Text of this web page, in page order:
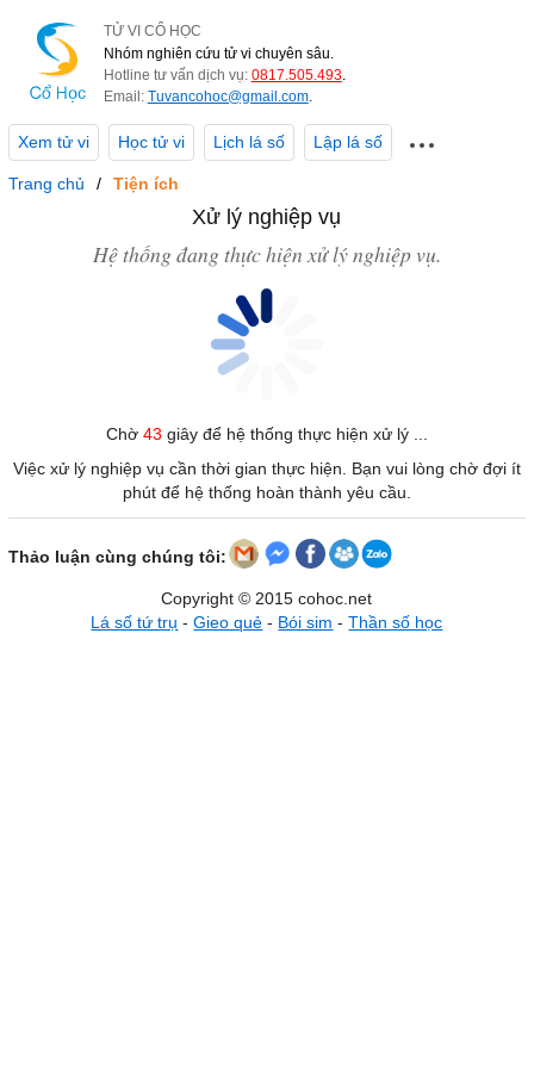
TỬ VI CỔ HỌC
Nhóm nghiên cứu tử vi chuyên sâu.
Hotline tư vấn dịch vụ: 0817.505.493.
Email: Tuvancohoc@gmail.com.
Xem tử vi Học tử vi Lịch lá số Lập lá số
Trang chủ Tiện ích
Xử lý nghiệp vụ
Hệ thống đang thực hiện xử lý nghiệp vụ.
Chờ 43 giây để hệ thống thực hiện xử lý ...
Việc xử lý nghiệp vụ cần thời gian thực hiện. Bạn vui lòng chờ đợi ít
phút để hệ thống hoàn thành yêu cầu.
Thảo luận cùng chúng tôi:
Copyright © 2015 cohoc.net
Lá số tứ trụ -Gieo quẻ - Bói sim -Thần số học